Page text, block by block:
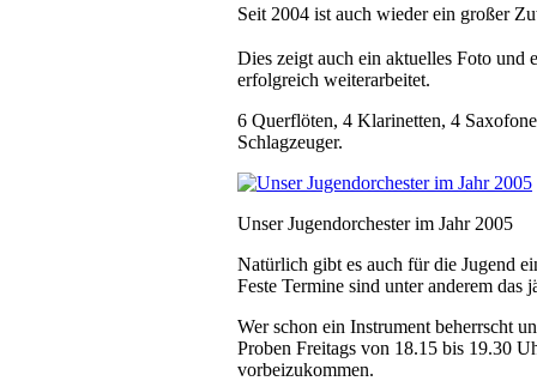
Seit 2004 ist auch wieder ein großer
Dies zeigt auch ein aktuelles Foto und
erfolgreich weiterarbeitet.
6 Querflöten, 4 Klarinetten, 4
Schlagzeuger.
Unser Jugendorchester im Jahr 2005
Natürlich gibt es auch für die Jugend
Feste Termine sind unter anderem
Wer schon ein Instrument beherrscht
Proben Freitags von 18.15 bis 19.30
vorbeizukommen.